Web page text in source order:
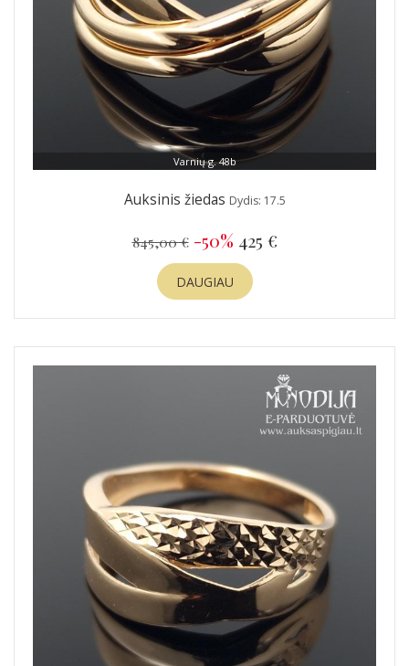
Varnių g. 48b
Auksinis žiedas Dydis: 17.5
845,00 € -50% 425 €
DAUGIAU